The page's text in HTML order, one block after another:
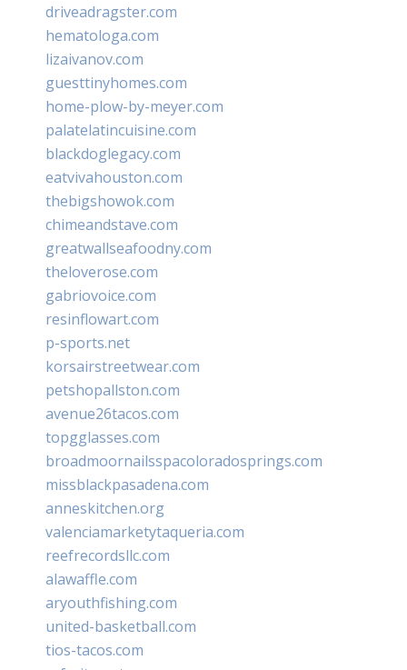
driveadragster.com
hematologa.com
lizaivanov.com
guesttinyhomes.com
home-plow-by-meyer.com
palatelatincuisine.com
blackdoglegacy.com
eatvivahouston.com
thebigshowok.com
chimeandstave.com
greatwallseafoodny.com
theloverose.com
gabriovoice.com
resinflowart.com
p-sports.net
korsairstreetwear.com
petshopallston.com
avenue26tacos.com
topgglasses.com
broadmoornailsspacoloradosprings.com
missblackpasadena.com
anneskitchen.org
valenciamarketytaqueria.com
reefrecordsllc.com
alawaffle.com
aryouthfishing.com
united-basketball.com
tios-tacos.com